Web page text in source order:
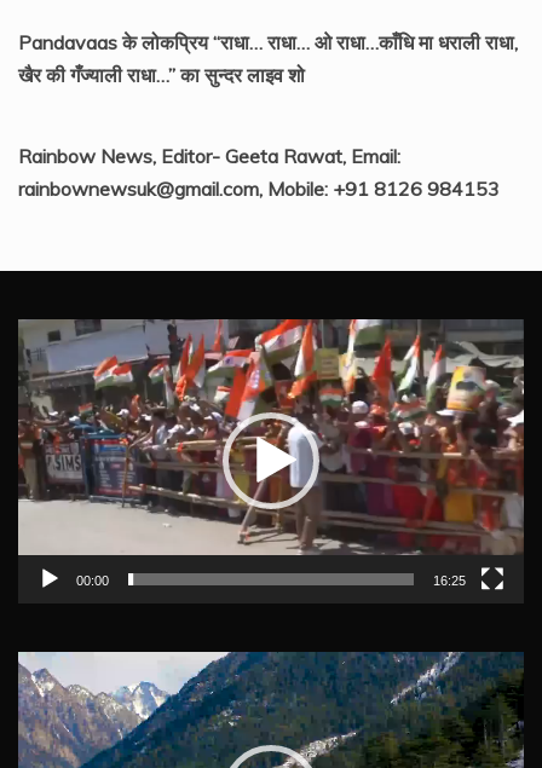
Pandavaas के लोकप्रिय “राधा… राधा… ओ राधा…काँधि मा धराली राधा,
खैर की गँज्याली राधा…” का सुन्दर लाइव शो
Rainbow News, Editor- Geeta Rawat, Email:
rainbownewsuk@gmail.com, Mobile: +91 8126 984153
Video
Player
00:00 16:25
Video
Player